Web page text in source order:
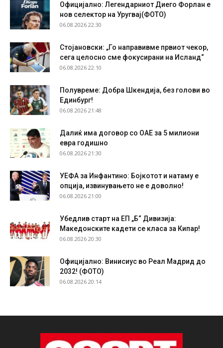
Официјално: Легендарниот Диего Форлан е
нов селектор на Уругвај(ФОТО)
06.08.2026 22:30
Стојановски: „Го направивме првиот чекор,
сега целосно сме фокусирани на Исланд“
06.08.2026 22:10
Полувреме: Добра Шкендија, без голови во
Единбург!
06.08.2026 21:48
Далиќ има договор со ОАЕ за 5 милиони
евра годишно
06.08.2026 21:30
УЕФА за Инфантино: Бојкотот и натаму е
опција, извинувањето не е доволно!
06.08.2026 21:00
Убедлив старт на ЕП „Б“ Дивизија:
Македонските кадети се класа за Кипар!
06.08.2026 20:30
Официјално: Винисиус во Реал Мадрид до
2032! (ФОТО)
06.08.2026 20:14